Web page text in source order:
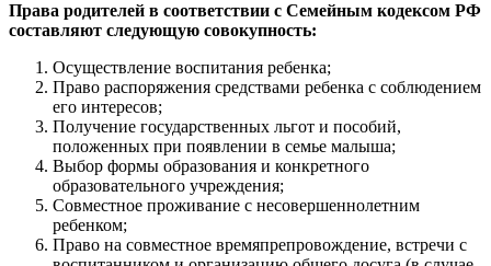
Права родителей в соответствии с Семейным кодексом РФ
составляют следующую совокупность:
Осуществление воспитания ребенка;
Право распоряжения средствами ребенка с соблюдением
его интересов;
Получение государственных льгот и пособий,
положенных при появлении в семье малыша;
Выбор формы образования и конкретного
образовательного учреждения;
Совместное проживание с несовершеннолетним
ребенком;
Право на совместное времяпрепровождение, встречи с